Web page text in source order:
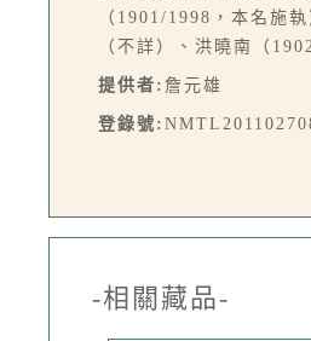
（1901/1998，本名施
（不詳）、洪曉南（
提供者: 詹元雄
登錄號:
-相關藏品-